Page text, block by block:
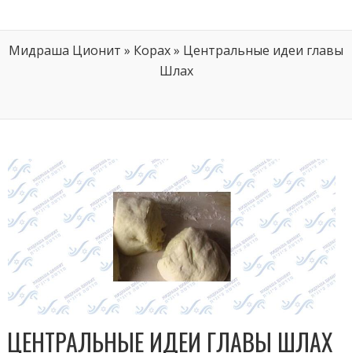
Мидраша Ционит » Корах» Центральные идеи главы
Шлах
ЦЕНТРАЛЬНЫЕ ИДЕИ ГЛАВЫ ШЛАХ